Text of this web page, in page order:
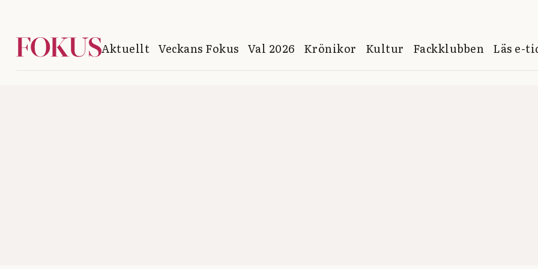
Aktuellt Veckans Fokus Val 2026 Krönikor Kultur Fackklubben Läs e-